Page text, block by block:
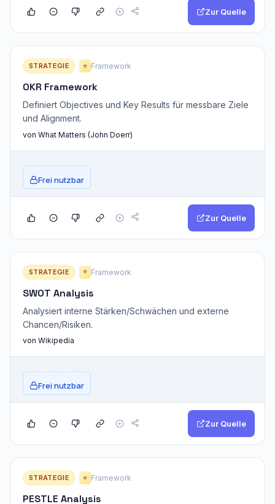
Zur Quelle
STRATEGIE ⭐ Framework
OKR Framework
Definiert Objectives und Key Results für messbare Ziele
und Alignment.
von What Matters (John Doerr)
Frei nutzbar
Zur Quelle
STRATEGIE ⭐ Framework
SWOT Analysis
Analysiert interne Stärken/Schwächen und externe
Chancen/Risiken.
von Wikipedia
Frei nutzbar
Zur Quelle
STRATEGIE ⭐ Framework
PESTLE Analysis